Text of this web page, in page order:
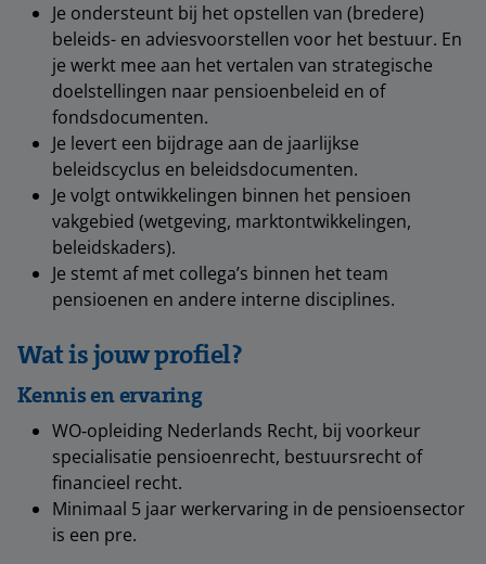
Je ondersteunt bij het opstellen van (bredere)
beleids- en adviesvoorstellen voor het bestuur. En
je werkt mee aan het vertalen van strategische
doelstellingen naar pensioenbeleid en of
fondsdocumenten.
Je levert een bijdrage aan de jaarlijkse
beleidscyclus en beleidsdocumenten.
Je volgt ontwikkelingen binnen het pensioen
vakgebied (wetgeving, marktontwikkelingen,
beleidskaders).
Je stemt af met collega’s binnen het team
pensioenen en andere interne disciplines.
Wat is jouw profiel?
Kennis en ervaring
WO‑opleiding Nederlands Recht, bij voorkeur
specialisatie pensioenrecht, bestuursrecht of
financieel recht.
Minimaal 5 jaar werkervaring in de pensioensector
is een pre.